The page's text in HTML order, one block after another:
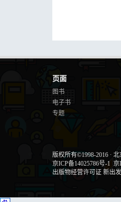
页面
图书
电子书
专题
版权所有©1998-2016 · 北
京ICP备14025786号-1 京
出版物经营许可证 新出